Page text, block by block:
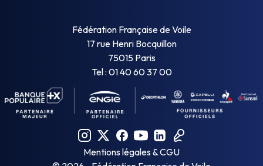
Fédération Française de Voile
17 rue Henri Bocquillon
75015 Paris
Tel : 01 40 60 37 00
Mentions légales & CGU